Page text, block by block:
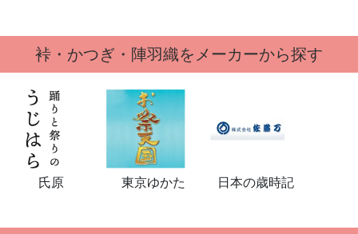
裃・かつぎ・陣羽織をメーカーから探す
氏原 東京ゆかた 日本の歳時記